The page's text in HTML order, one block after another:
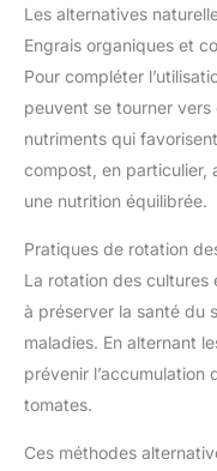
Les alternatives
Engrais organiques et
Pour compléter
peuvent se tourner vers
nutriments qui
compost, en particulier,
une nutrition équilibrée.
Pratiques de rotation
La rotation des cultures
à préserver la santé du
maladies. En alternant
prévenir l’accumulation
tomates.
Ces méthodes